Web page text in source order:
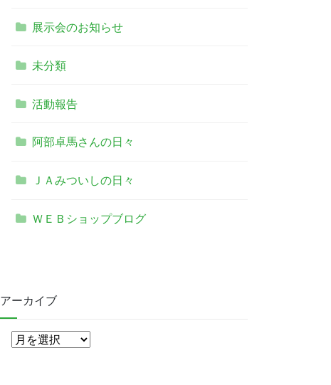
展示会のお知らせ
未分類
活動報告
阿部卓馬さんの日々
ＪＡみついしの日々
ＷＥＢショップブログ
アーカイブ
ア